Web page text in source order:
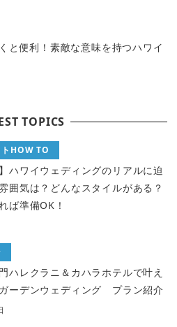
と便利！素敵な意味を持つハワイ
TOPICS
HOW TO
ハワイウェディングのリアルに迫
囲気は？どんなスタイルがある？
ば準備OK！
ハレクラニ＆カハラホテルで叶え
ーデンウェディング プラン紹介